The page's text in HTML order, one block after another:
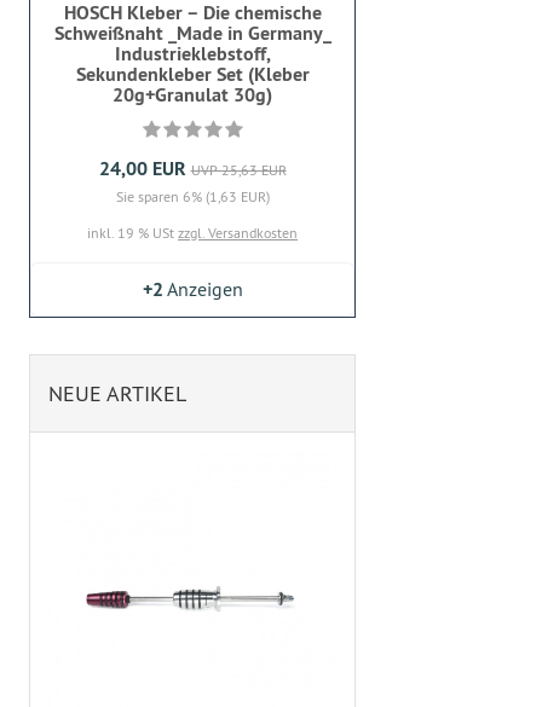
HOSCH Kleber – Die chemische
Schweißnaht _Made in Germany_
Industrieklebstoff,
Sekundenkleber Set (Kleber
20g+Granulat 30g)
24,00 EUR UVP 25,63 EUR
Sie sparen 6% (1,63 EUR)
inkl. 19 % USt zzgl. Versandkosten
+2 Anzeigen
NEUE ARTIKEL